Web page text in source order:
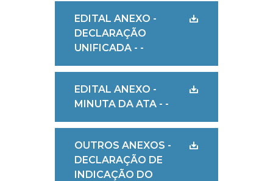
EDITAL ANEXO -
DECLARAÇÃO
UNIFICADA - -
EDITAL ANEXO -
MINUTA DA ATA - -
OUTROS ANEXOS -
DECLARAÇÃO DE
INDICAÇÃO DO